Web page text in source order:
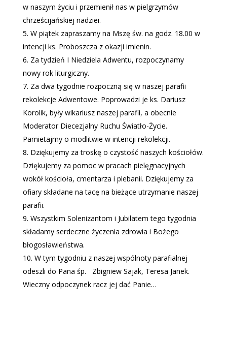
w naszym życiu i przemienił nas w pielgrzymów
chrześcijańskiej nadziei.
W piątek zapraszamy na Mszę św. na godz. 18.00 w
intencji ks. Proboszcza z okazji imienin.
Za tydzień I Niedziela Adwentu, rozpoczynamy
nowy rok liturgiczny.
Za dwa tygodnie rozpoczną się w naszej parafii
rekolekcje Adwentowe. Poprowadzi je ks. Dariusz
Korolik, były wikariusz naszej parafii, a obecnie
Moderator Diecezjalny Ruchu Światło-Życie.
Pamietajmy o modlitwie w intencji rekolekcji.
Dziękujemy za troskę o czystość naszych kościołów.
Dziękujemy za pomoc w pracach pielęgnacyjnych
wokół kościoła, cmentarza i plebanii. Dziękujemy za
ofiary składane na tacę na bieżące utrzymanie naszej
parafii.
Wszystkim Solenizantom i Jubilatem tego tygodnia
składamy serdeczne życzenia zdrowia i Bożego
błogosławieństwa.
W tym tygodniu z naszej wspólnoty parafialnej
odeszli do Pana śp.
Zbigniew Sajak, Teresa Janek.
Wieczny odpoczynek racz jej dać Panie…